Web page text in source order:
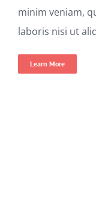
minim veniam,
laboris nisi ut
Learn More